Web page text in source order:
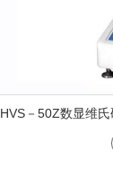
HVS－50Z数显维氏